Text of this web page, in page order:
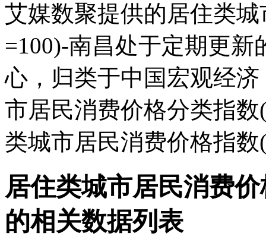
艾媒数聚提供的居住类
=100)-南昌处于定期更
心，归类于中国宏观经
市居民消费价格分类指
类城市居民消费价格指
居住类城市居民消费
的相关数据列表